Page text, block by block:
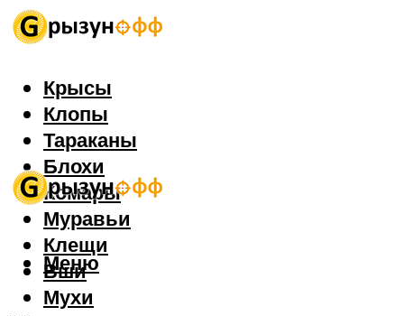
Крысы
Клопы
Тараканы
Блохи
Комары
Муравьи
Клещи
Вши
Мухи
Меню